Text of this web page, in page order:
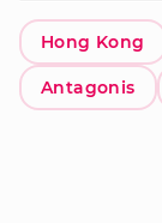
Hong Kong
Antagonis